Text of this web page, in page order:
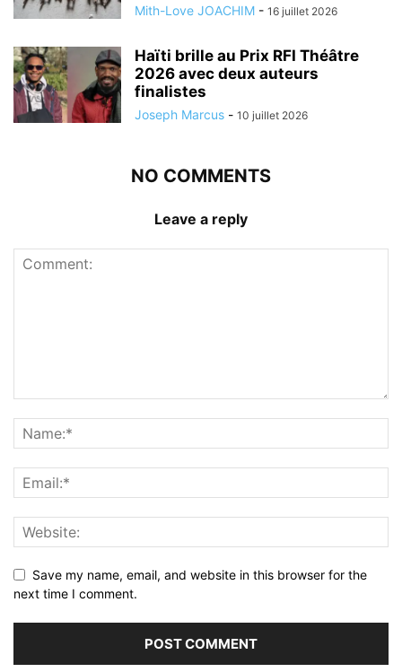
Mith-Love JOACHIM - 16 juillet 2026
Haïti brille au Prix RFI Théâtre
2026 avec deux auteurs
finalistes
Joseph Marcus - 10 juillet 2026
NO COMMENTS
Leave a reply
Save my name, email, and website in this browser for the
next time I comment.